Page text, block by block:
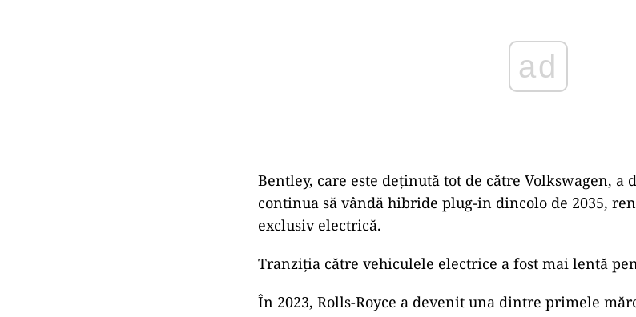
ad
Bentley, care este deținută tot de către Volkswagen, a
continua să vândă hibride plug-in dincolo de 2035,
exclusiv electrică.
Tranziția către vehiculele electrice a fost mai lentă
În 2023, Rolls-Royce a devenit una dintre primele